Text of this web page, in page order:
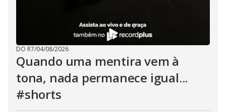
DO R7/04/08/2026
Quando uma mentira vem à
tona, nada permanece igual...
#shorts